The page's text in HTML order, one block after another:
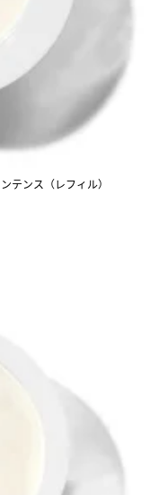
テンス（レフィル）